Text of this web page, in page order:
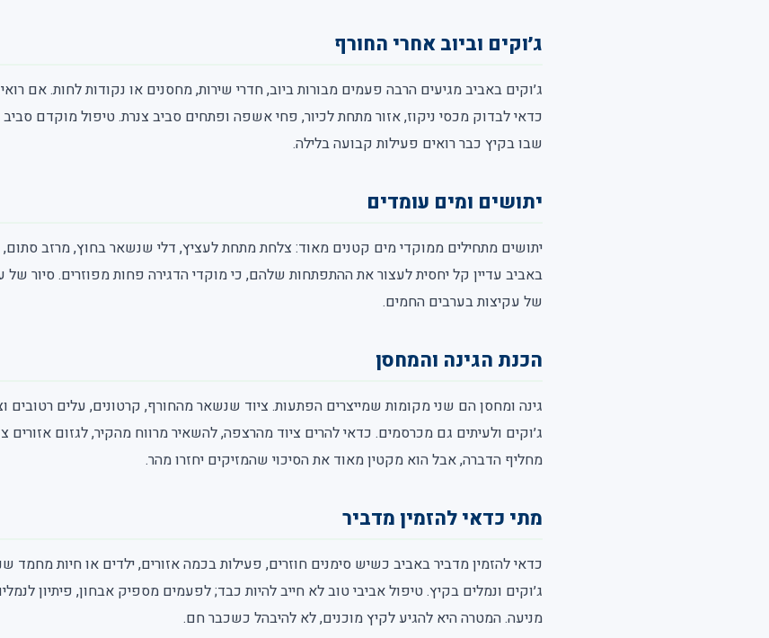
ג׳וקים וביוב אחרי החורף
ג׳וקים באביב מגיעים הרבה פעמים מבורות ביוב, חדרי שירות, מחסנים או נקודות לחות. אם
כדאי לבדוק מכסי ניקוז, אזור מתחת לכיור, פחי אשפה ופתחים סביב צנרת. טיפול מוקדם סביב
שבו בקיץ כבר רואים פעילות קבועה בלילה.
יתושים ומים עומדים
יתושים מתחילים ממוקדי מים קטנים מאוד: צלחת מתחת לעציץ, דלי שנשאר בחוץ, מרזב סתום,
באביב עדיין קל יחסית לעצור את ההתפתחות שלהם, כי מוקדי הדגירה פחות מפוזרים. סיור של
של עקיצות בערבים החמים.
הכנת הגינה והמחסן
גינה ומחסן הם שני מקומות שמייצרים הפתעות. ציוד שנשאר מהחורף, קרטונים, עלים רטובים
ג׳וקים ולעיתים גם מכרסמים. כדאי להרים ציוד מהרצפה, להשאיר מרווח מהקיר, לגזום אזורים
מחליף הדברה, אבל הוא מקטין מאוד את הסיכוי שהמזיקים יחזרו מהר.
מתי כדאי להזמין מדביר
כדאי להזמין מדביר באביב כשיש סימנים חוזרים, פעילות בכמה אזורים, ילדים או חיות מחמד
ג׳וקים ונמלים בקיץ. טיפול אביבי טוב לא חייב להיות כבד; לפעמים מספיק אבחון, פיתיון
מניעה. המטרה היא להגיע לקיץ מוכנים, לא להיבהל כשכבר חם.